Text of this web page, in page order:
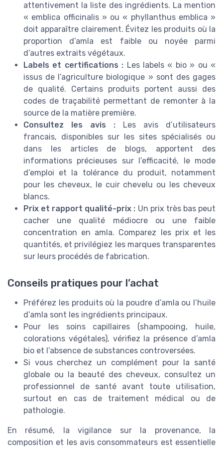
attentivement la liste des ingrédients. La mention
« emblica officinalis » ou « phyllanthus emblica »
doit apparaître clairement. Évitez les produits où la
proportion d’amla est faible ou noyée parmi
d’autres extraits végétaux.
Labels et certifications : Les labels « bio » ou «
issus de l’agriculture biologique » sont des gages
de qualité. Certains produits portent aussi des
codes de traçabilité permettant de remonter à la
source de la matière première.
Consultez les avis : Les avis d’utilisateurs
francais, disponibles sur les sites spécialisés ou
dans les articles de blogs, apportent des
informations précieuses sur l’efficacité, le mode
d’emploi et la tolérance du produit, notamment
pour les cheveux, le cuir chevelu ou les cheveux
blancs.
Prix et rapport qualité-prix : Un prix très bas peut
cacher une qualité médiocre ou une faible
concentration en amla. Comparez les prix et les
quantités, et privilégiez les marques transparentes
sur leurs procédés de fabrication.
Conseils pratiques pour l’achat
Préférez les produits où la poudre d’amla ou l’huile
d’amla sont les ingrédients principaux.
Pour les soins capillaires (shampooing, huile,
colorations végétales), vérifiez la présence d’amla
bio et l’absence de substances controversées.
Si vous cherchez un complément pour la santé
globale ou la beauté des cheveux, consultez un
professionnel de santé avant toute utilisation,
surtout en cas de traitement médical ou de
pathologie.
En résumé, la vigilance sur la provenance, la
composition et les avis consommateurs est essentielle